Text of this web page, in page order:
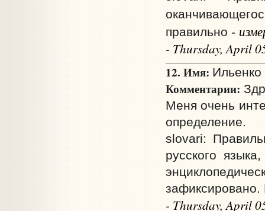
правильно -
- Thursday, April
12. Имя: Ильенко
Комментарии:
Меня очень
определение.
slovari:
русского
зафиксировано.
- Thursday, April